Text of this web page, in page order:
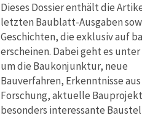
Dieses Dossier enthält die
letzten Baublatt-Ausgaben
Geschichten, die exklusiv auf
erscheinen. Dabei geht es
um die Baukonjunktur, neue
Bauverfahren, Erkenntnisse
Forschung, aktuelle
besonders interessante